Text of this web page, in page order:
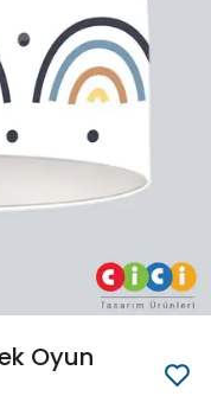
Oyun